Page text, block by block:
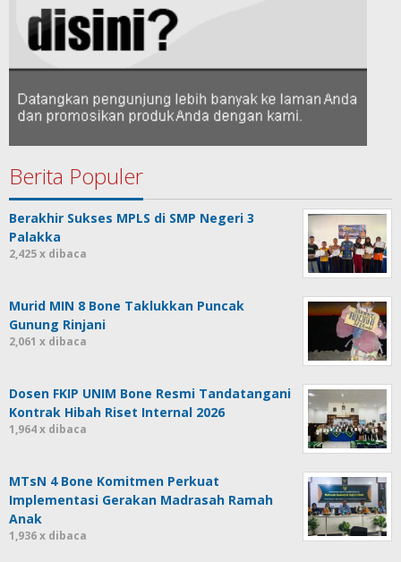
Berita Populer
Berakhir Sukses MPLS di SMP Negeri 3
Palakka
2,425 x dibaca
Murid MIN 8 Bone Taklukkan Puncak
Gunung Rinjani
2,061 x dibaca
Dosen FKIP UNIM Bone Resmi Tandatangani
Kontrak Hibah Riset Internal 2026
1,964 x dibaca
MTsN 4 Bone Komitmen Perkuat
Implementasi Gerakan Madrasah Ramah
Anak
1,936 x dibaca